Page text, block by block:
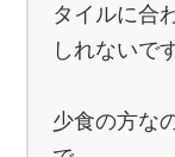
タイルに合
しれないで
少食の方な